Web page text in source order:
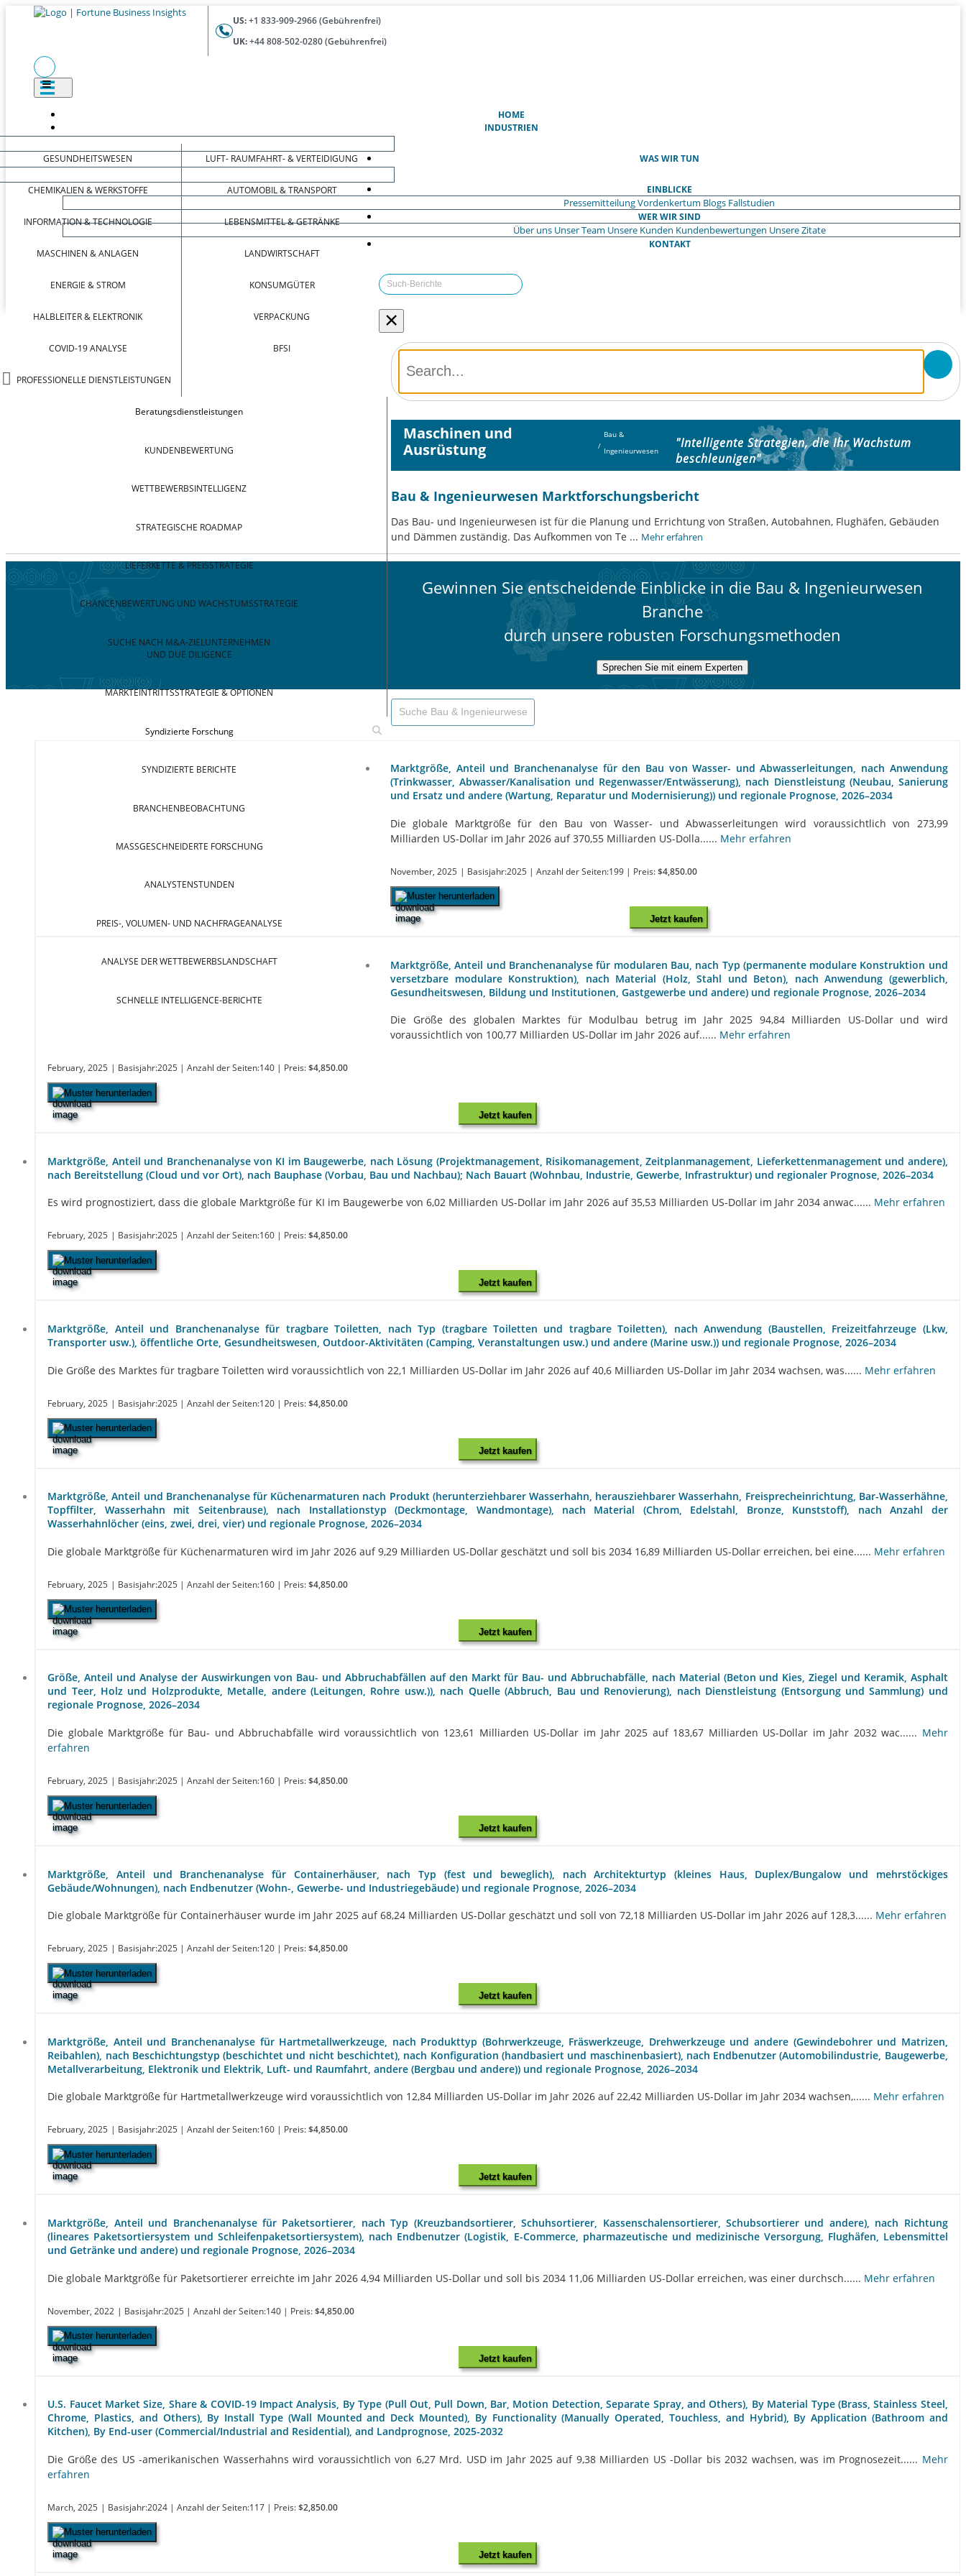
US:+1 833-909-2966 (Gebührenfrei)
UK:+44 808-502-0280 (Gebührenfrei)
HOME
INDUSTRIEN
GESUNDHEITSWESEN
CHEMIKALIEN & WERKSTOFFE
INFORMATION & TECHNOLOGIE
MASCHINEN & ANLAGEN
ENERGIE & STROM
HALBLEITER & ELEKTRONIK
COVID-19 ANALYSE
PROFESSIONELLE DIENSTLEISTUNGEN
LUFT- RAUMFAHRT- & VERTEIDIGUNG
AUTOMOBIL & TRANSPORT
LEBENSMITTEL & GETRÄNKE
LANDWIRTSCHAFT
KONSUMGÜTER
VERPACKUNG
BFSI
WAS WIR TUN
Beratungsdienstleistungen
KUNDENBEWERTUNG
WETTBEWERBSINTELLIGENZ
STRATEGISCHE ROADMAP
LIEFERKETTE & PREISSTRATEGIE
CHANCENBEWERTUNG UND WACHSTUMSSTRATEGIE
SUCHE NACH M&A-ZIELUNTERNEHMEN
UND DUE DILIGENCE
MARKTEINTRITTSSTRATEGIE & OPTIONEN
Syndizierte Forschung
SYNDIZIERTE BERICHTE
BRANCHENBEOBACHTUNG
MASSGESCHNEIDERTE FORSCHUNG
ANALYSTENSTUNDEN
PREIS-, VOLUMEN- UND NACHFRAGEANALYSE
ANALYSE DER WETTBEWERBSLANDSCHAFT
SCHNELLE INTELLIGENCE-BERICHTE
EINBLICKE
PressemitteilungVordenkertum Blogs Fallstudien
WER WIR SIND
Über uns Unser Team Unsere Kunden Kundenbewertungen Unsere Zitate
KONTAKT
×
Maschinen und
Ausrüstung
/
Bau &
Ingenieurwesen
"Intelligente Strategien, die Ihr Wachstum
beschleunigen"
Bau & Ingenieurwesen Marktforschungsbericht
Das Bau- und Ingenieurwesen ist für die Planung und Errichtung von Straßen, Autobahnen, Flughäfen, Gebäuden
und Dämmen zuständig. Das Aufkommen von Te ... Mehr erfahren
Gewinnen Sie entscheidende Einblicke in die Bau & Ingenieurwesen
Branche
durch unsere robusten Forschungsmethoden
Sprechen Sie mit einem Experten
Marktgröße, Anteil und Branchenanalyse für den Bau von Wasser- und Abwasserleitungen, nach Anwendung
(Trinkwasser, Abwasser/Kanalisation und Regenwasser/Entwässerung), nach Dienstleistung (Neubau, Sanierung
und Ersatz und andere (Wartung, Reparatur und Modernisierung)) und regionale Prognose, 2026–2034
Die globale Marktgröße für den Bau von Wasser- und Abwasserleitungen wird voraussichtlich von 273,99
Milliarden US-Dollar im Jahr 2026 auf 370,55 Milliarden US-Dolla...... Mehr erfahren
November, 2025 | Basisjahr:2025 | Anzahl der Seiten:199 | Preis: $4,850.00
Muster herunterladen
Jetzt kaufen
Marktgröße, Anteil und Branchenanalyse für modularen Bau, nach Typ (permanente modulare Konstruktion und
versetzbare modulare Konstruktion), nach Material (Holz, Stahl und Beton), nach Anwendung (gewerblich,
Gesundheitswesen, Bildung und Institutionen, Gastgewerbe und andere) und regionale Prognose, 2026–2034
Die Größe des globalen Marktes für Modulbau betrug im Jahr 2025 94,84 Milliarden US-Dollar und wird
voraussichtlich von 100,77 Milliarden US-Dollar im Jahr 2026 auf...... Mehr erfahren
February, 2025 | Basisjahr:2025 | Anzahl der Seiten:140 | Preis:$4,850.00
Muster herunterladen
Jetzt kaufen
Marktgröße, Anteil und Branchenanalyse von KI im Baugewerbe, nach Lösung (Projektmanagement, Risikomanagement, Zeitplanmanagement, Lieferkettenmanagement und andere),
nach Bereitstellung (Cloud und vor Ort), nach Bauphase (Vorbau, Bau und Nachbau); Nach Bauart (Wohnbau, Industrie, Gewerbe, Infrastruktur) und regionaler Prognose, 2026–2034
Es wird prognostiziert, dass die globale Marktgröße für KI im Baugewerbe von 6,02 Milliarden US-Dollar im Jahr 2026 auf 35,53 Milliarden US-Dollar im Jahr 2034 anwac...... Mehr erfahren
February, 2025 | Basisjahr:2025 | Anzahl der Seiten:160 | Preis:$4,850.00
Muster herunterladen
Jetzt kaufen
Marktgröße, Anteil und Branchenanalyse für tragbare Toiletten, nach Typ (tragbare Toiletten und tragbare Toiletten), nach Anwendung (Baustellen, Freizeitfahrzeuge (Lkw,
Transporter usw.), öffentliche Orte, Gesundheitswesen, Outdoor-Aktivitäten (Camping, Veranstaltungen usw.) und andere (Marine usw.)) und regionale Prognose, 2026–2034
Die Größe des Marktes für tragbare Toiletten wird voraussichtlich von 22,1 Milliarden US-Dollar im Jahr 2026 auf 40,6 Milliarden US-Dollar im Jahr 2034 wachsen, was...... Mehr erfahren
February, 2025 | Basisjahr:2025 | Anzahl der Seiten:120 | Preis:$4,850.00
Muster herunterladen
Jetzt kaufen
Marktgröße, Anteil und Branchenanalyse für Küchenarmaturen nach Produkt (herunterziehbarer Wasserhahn, herausziehbarer Wasserhahn, Freisprecheinrichtung, Bar-Wasserhähne,
Topffilter, Wasserhahn mit Seitenbrause), nach Installationstyp (Deckmontage, Wandmontage), nach Material (Chrom, Edelstahl, Bronze, Kunststoff), nach Anzahl der
Wasserhahnlöcher (eins, zwei, drei, vier) und regionale Prognose, 2026–2034
Die globale Marktgröße für Küchenarmaturen wird im Jahr 2026 auf 9,29 Milliarden US-Dollar geschätzt und soll bis 2034 16,89 Milliarden US-Dollar erreichen, bei eine...... Mehr erfahren
February, 2025 | Basisjahr:2025 | Anzahl der Seiten:160 | Preis:$4,850.00
Muster herunterladen
Jetzt kaufen
Größe, Anteil und Analyse der Auswirkungen von Bau- und Abbruchabfällen auf den Markt für Bau- und Abbruchabfälle, nach Material (Beton und Kies, Ziegel und Keramik, Asphalt
und Teer, Holz und Holzprodukte, Metalle, andere (Leitungen, Rohre usw.)), nach Quelle (Abbruch, Bau und Renovierung), nach Dienstleistung (Entsorgung und Sammlung) und
regionale Prognose, 2026–2034
Die globale Marktgröße für Bau- und Abbruchabfälle wird voraussichtlich von 123,61 Milliarden US-Dollar im Jahr 2025 auf 183,67 Milliarden US-Dollar im Jahr 2032 wac...... Mehr
erfahren
February, 2025 | Basisjahr:2025 | Anzahl der Seiten:160 | Preis:$4,850.00
Muster herunterladen
Jetzt kaufen
Marktgröße, Anteil und Branchenanalyse für Containerhäuser, nach Typ (fest und beweglich), nach Architekturtyp (kleines Haus, Duplex/Bungalow und mehrstöckiges
Gebäude/Wohnungen), nach Endbenutzer (Wohn-, Gewerbe- und Industriegebäude) und regionale Prognose, 2026–2034
Die globale Marktgröße für Containerhäuser wurde im Jahr 2025 auf 68,24 Milliarden US-Dollar geschätzt und soll von 72,18 Milliarden US-Dollar im Jahr 2026 auf 128,3...... Mehr erfahren
February, 2025 | Basisjahr:2025 | Anzahl der Seiten:120 | Preis:$4,850.00
Muster herunterladen
Jetzt kaufen
Marktgröße, Anteil und Branchenanalyse für Hartmetallwerkzeuge, nach Produkttyp (Bohrwerkzeuge, Fräswerkzeuge, Drehwerkzeuge und andere (Gewindebohrer und Matrizen,
Reibahlen), nach Beschichtungstyp (beschichtet und nicht beschichtet), nach Konfiguration (handbasiert und maschinenbasiert), nach Endbenutzer (Automobilindustrie, Baugewerbe,
Metallverarbeitung, Elektronik und Elektrik, Luft- und Raumfahrt, andere (Bergbau und andere)) und regionale Prognose, 2026–2034
Die globale Marktgröße für Hartmetallwerkzeuge wird voraussichtlich von 12,84 Milliarden US-Dollar im Jahr 2026 auf 22,42 Milliarden US-Dollar im Jahr 2034 wachsen,...... Mehr erfahren
February, 2025 | Basisjahr:2025 | Anzahl der Seiten:160 | Preis:$4,850.00
Muster herunterladen
Jetzt kaufen
Marktgröße, Anteil und Branchenanalyse für Paketsortierer, nach Typ (Kreuzbandsortierer, Schuhsortierer, Kassenschalensortierer, Schubsortierer und andere), nach Richtung
(lineares Paketsortiersystem und Schleifenpaketsortiersystem), nach Endbenutzer (Logistik, E-Commerce, pharmazeutische und medizinische Versorgung, Flughäfen, Lebensmittel
und Getränke und andere) und regionale Prognose, 2026–2034
Die globale Marktgröße für Paketsortierer erreichte im Jahr 2026 4,94 Milliarden US-Dollar und soll bis 2034 11,06 Milliarden US-Dollar erreichen, was einer durchsch...... Mehr erfahren
November, 2022 | Basisjahr:2025 | Anzahl der Seiten:140 | Preis:$4,850.00
Muster herunterladen
Jetzt kaufen
U.S. Faucet Market Size, Share & COVID-19 Impact Analysis, By Type (Pull Out, Pull Down, Bar, Motion Detection, Separate Spray, and Others), By Material Type (Brass, Stainless Steel,
Chrome, Plastics, and Others), By Install Type (Wall Mounted and Deck Mounted), By Functionality (Manually Operated, Touchless, and Hybrid), By Application (Bathroom and
Kitchen), By End-user (Commercial/Industrial and Residential), and Landprognose, 2025-2032
Die Größe des US -amerikanischen Wasserhahns wird voraussichtlich von 6,27 Mrd. USD im Jahr 2025 auf 9,38 Milliarden US -Dollar bis 2032 wachsen, was im Prognosezeit...... Mehr
erfahren
March, 2025 | Basisjahr:2024 | Anzahl der Seiten:117 | Preis:$2,850.00
Muster herunterladen
Jetzt kaufen